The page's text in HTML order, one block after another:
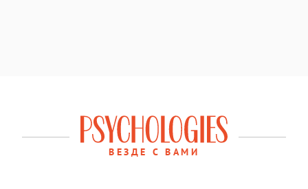
ВЕЗДЕ С ВАМИ